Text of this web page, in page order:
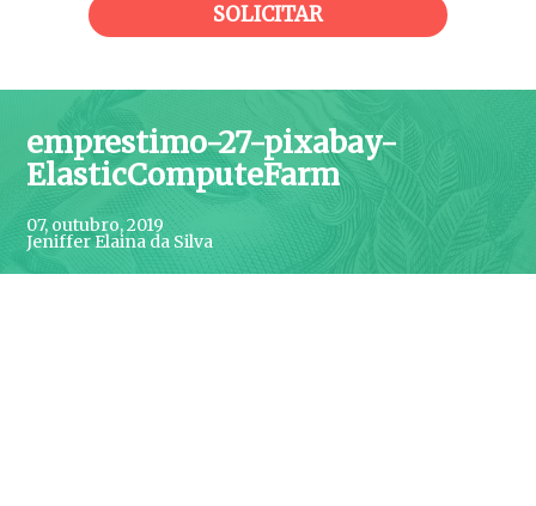
SOLICITAR
emprestimo-27-pixabay-
ElasticComputeFarm
07, outubro, 2019
Jeniffer Elaina da Silva